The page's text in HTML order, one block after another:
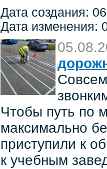
Дата создания:
Дата изменения:
Чтобы путь по
максимально
приступили к
к учебным